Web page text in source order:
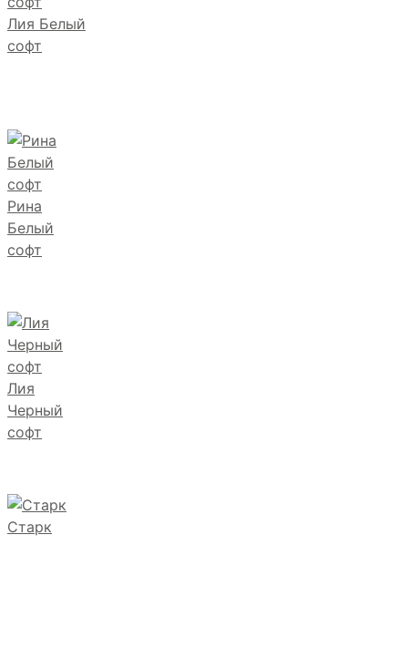
Лия Белый
софт
Рина
Белый
софт
Лия
Черный
софт
Старк